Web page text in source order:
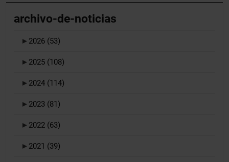
archivo-de-noticias
► 2026 (53)
► 2025 (108)
► 2024 (114)
► 2023 (81)
► 2022 (63)
► 2021 (39)